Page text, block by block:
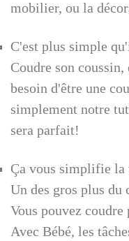
mobilier, ou la
C'est plus simple
Coudre son
besoin d'être une
simplement notre
sera parfait!
Ça vous simplifie la
Un des gros plus du
Vous pouvez coudre
Avec Bébé, les